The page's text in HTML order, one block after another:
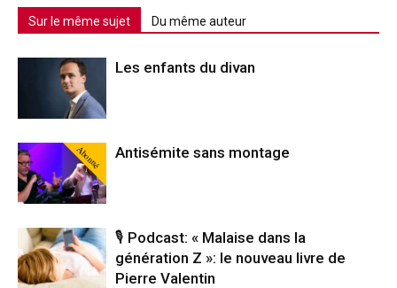
Sur le même sujet Du même auteur
Les enfants du divan
Abonné Antisémite sans montage
🎙️ Podcast: « Malaise dans la
génération Z »: le nouveau livre de
Pierre Valentin